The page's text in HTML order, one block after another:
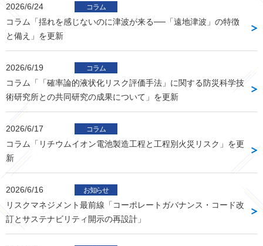
2026/6/24 コラム
コラム「揺れを感じないのに津波が来る──「遠地津波」の特徴
と備え」を更新
2026/6/19 コラム
コラム「「確率論的液状化リスク評価手法」に関する防災科学技
術研究所との共同研究の成果について」を更新
2026/6/17 コラム
コラム「リチウムイオン電池製造工程と工程別火災リスク」を更
新
2026/6/16 お知らせ
リスクマネジメント最前線「コーポレートガバナンス・コード改
訂とサステナビリティ開示の再設計」